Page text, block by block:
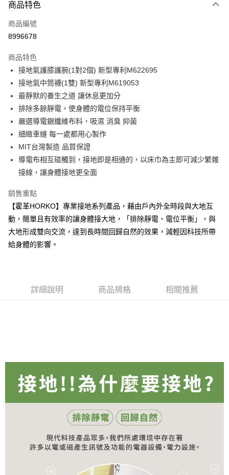
信用卡一次付款
超商取貨付款
Apple Pay
街口支付
悠遊付
Google Pay
AFTEE先享後付
相關說明
【關於「AFTEE先享後付」】
AFTEE先享後付是「在收到商品之後才付款」的支付方式。 讓您購物簡單
１．簡單：不需註冊會員、不需綁卡、不需儲值。
２．便利：只要手機號碼，簡訊認證，即可結帳。
【「AFTEE先享後付」結帳流程】
１．於結帳方式選擇「AFTEE先享後付」後，將跳轉至「AFTEE先享後付」
結帳頁面，進行簡訊認證並確認金額後，即可完成結帳。
※ 請注意：結帳手續完成當下不需立刻繳費，但若您需要取消訂單，請聯絡
１．透過由恩沛科技股份有限公司提供之「AFTEE先享後付」服務完成之交
權轉讓予恩沛科技股份有限公司。
２．關於個人資料處理事宜，請瀏覽以下網址：
「AFTEE先享後付」，若未經同意申辦者引起之損失，本公司不負相關責
４．使用「AFTEE先享後付」時，將依據個別帳號之用戶狀況，依本公司即
時審查核予不同之上限額度；若仍有額度不足之情形，本公司將視審查結果
請求用戶進行身份認證。
５．嚴禁一人註冊多個帳號或使用他人資訊註冊。若發現惡意使用之情形，
恩沛科技股份有限公司將有權停止該用戶之使用額度並採取法律行動。
ATM付款
全家取貨付款
每筆NT$80，滿NT$490(含以上)免運費
付款後 全家取貨
每筆NT$80，滿NT$490(含以上)免運費
每筆NT$80，滿NT$490(含以上)免運費
離島宅配
每筆NT$150，滿NT$800(含以上)免運費
商品特色
商品編號
8996678
商品特色
接地氣護膝護腕(1對2個) 新型專利M622695
接地氣中筒襪(1雙) 新型專利M619053
最靜默的養生之道 讓休息更加分
排除多餘靜電，使身體的電位保持平衡
嚴選導電銀纖維布料，吸濕 消臭 抑菌
細緻車縫 每一處都用心製作
MIT台灣製造 品質保證
導電布相互碰觸到，接地即是相通的，以床巾為主即可減少繁雜
接線，讓身體接地更全面
銷售重點
【霍革HORKO】專業接地系列產品，藉由戶內外全時段與大地互
動，簡單且有效率的讓身體接大地，「排除靜電、電位平衡」，與
大地形成雙向交流，達到長時間回歸自然的效果，減輕因科技所帶
給身體的影響。
詳細說明 商品規格 相關推薦